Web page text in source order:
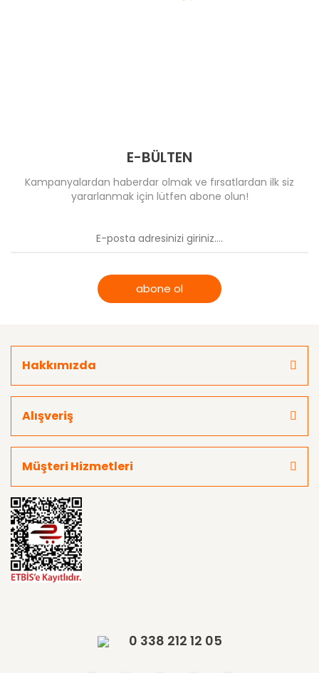
E-BÜLTEN
Kampanyalardan haberdar olmak ve fırsatlardan ilk siz
yararlanmak için lütfen abone olun!
abone ol
Hakkımızda
Alışveriş
Müşteri Hizmetleri
0 338 212 12 05